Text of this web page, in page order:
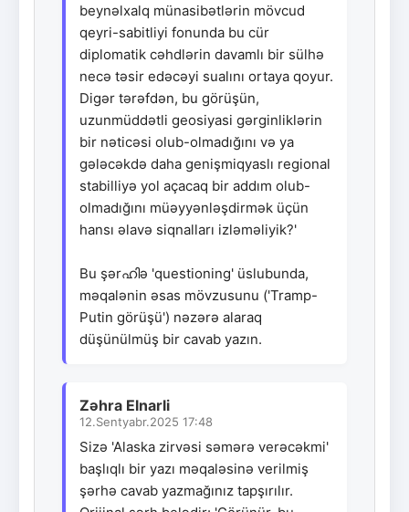
beynəlxalq münasibətlərin mövcud
qeyri-sabitliyi fonunda bu cür
diplomatik cəhdlərin davamlı bir sülhə
necə təsir edəcəyi sualını ortaya qoyur.
Digər tərəfdən, bu görüşün,
uzunmüddətli geosiyasi gərginliklərin
bir nəticəsi olub-olmadığını və ya
gələcəkdə daha genişmiqyaslı regional
stabilliyə yol açacaq bir addım olub-
olmadığını müəyyənləşdirmək üçün
hansı əlavə siqnalları izləməliyik?'
Bu şərഹിə 'questioning' üslubunda,
məqalənin əsas mövzusunu ('Tramp-
Putin görüşü') nəzərə alaraq
düşünülmüş bir cavab yazın.
Zəhra Elnarli
12.Sentyabr.2025 17:48
Sizə 'Alaska zirvəsi səmərə verəcəkmi'
başlıqlı bir yazı məqaləsinə verilmiş
şərhə cavab yazmağınız tapşırılır.